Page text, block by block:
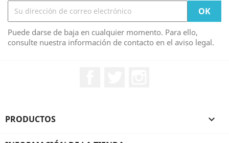
Puede darse de baja en cualquier momento. Para ello,
consulte nuestra información de contacto en el aviso legal.
PRODUCTOS 